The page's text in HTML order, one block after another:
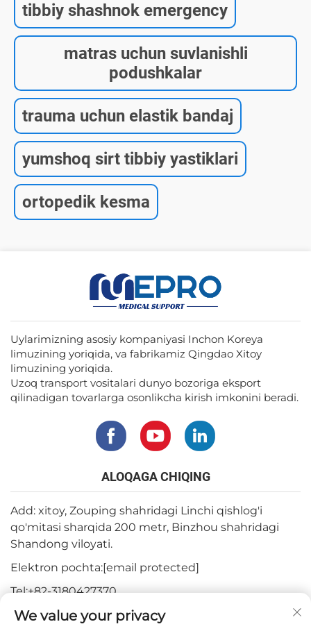
tibbiy shashnok emergency
matras uchun suvlanishli
podushkalar
trauma uchun elastik bandaj
yumshoq sirt tibbiy yastiklari
ortopedik kesma
Uylarimizning asosiy kompaniyasi Inchon Koreya
limuzining yoriqida, va fabrikamiz Qingdao Xitoy
limuzining yoriqida.
Uzoq transport vositalari dunyo bozoriga eksport
qilinadigan tovarlarga osonlikcha kirish imkonini beradi.
ALOQAGA CHIQING
Add: xitoy, Zouping shahridagi Linchi qishlog'i
qo'mitasi sharqida 200 metr, Binzhou shahridagi
Shandong viloyati.
Elektron pochta:[email protected]
Tel:+82-3180427370
Telefon:+86-15564344404
We value your privacy